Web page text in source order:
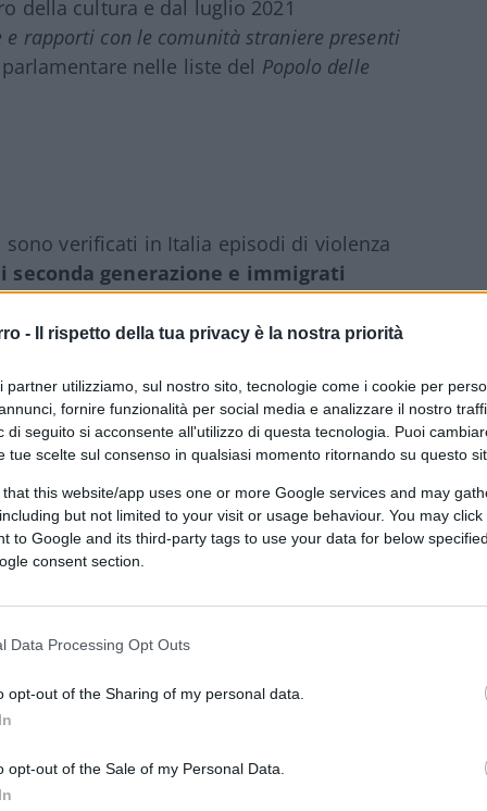
- Il rispetto della tua privacy è la nostra priorità
partner utilizziamo, sul nostro sito, tecnologie come i cookie per
fornire funzionalità per social media e analizzare il nostro
di seguito si acconsente all'utilizzo di questa tecnologia. Puoi
tue scelte sul consenso in qualsiasi momento ritornando su questo
that this website/app uses one or more Google services and may
but not limited to your visit or usage behaviour. You may
to Google and its third-party tags to use your data for below
consent section.
Data Processing Opt Outs
opt-out of the Sharing of my personal data.
opt-out of the Sale of my Personal Data.
della cultura e dal luglio 2021
rapporti con le comunità straniere presenti
nelle liste del Popolo delle
verificati in Italia episodi di violenza
seconda generazione e immigrati
è stata accolta. Una forma di
gli insulti rivolti da ragazzi nordafricani
L’ostilità e il disprezzo nei nostri
di noi italiani come razzisti, fascisti e
politiche continuano a propagare.
hanno delle responsabilità? Sappiamo
gli imam nelle moschee italiane?
e una parte delle seconde generazioni,
sta creando un problema
che in alcuni centri o moschee“fai
confusione
tutti gli “infedeli”. Questa violenza la
minima intenzione di integrarsi. Si tratta